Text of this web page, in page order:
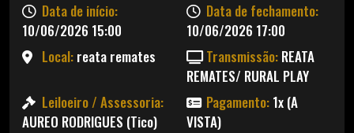
Data de início:
10/06/2026 15:00
Data de fechamento:
10/06/2026 17:00
Local: reata remates Transmissão: REATA
REMATES/ RURAL PLAY
Leiloeiro / Assessoria:
AUREO RODRIGUES (Tico)
Pagamento: 1x (A
VISTA)